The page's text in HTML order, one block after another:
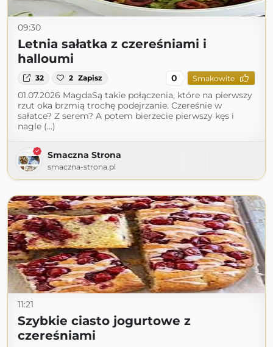
09:30
Letnia sałatka z czereśniami i
halloumi
32 2 Zapisz 0 Smakowite
01.07.2026 MagdaSą takie połączenia, które na pierwszy
rzut oka brzmią trochę podejrzanie. Czereśnie w
sałatce? Z serem? A potem bierzecie pierwszy kęs i
nagle (...)
Smaczna Strona
smaczna-strona.pl
11:21
Szybkie ciasto jogurtowe z
czereśniami